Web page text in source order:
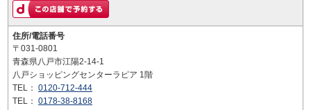
住所/電話番号
〒031-0801
青森県八戸市江陽2-14-1
八戸ショッピングセンターラピア 1階
TEL： 0120-712-444
TEL： 0178-38-8168